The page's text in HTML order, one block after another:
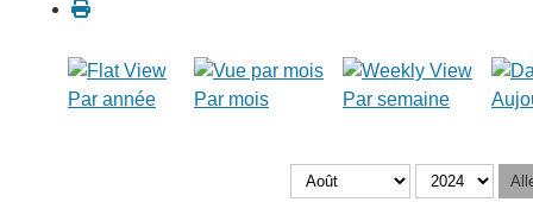
Par année Par mois Par semaine